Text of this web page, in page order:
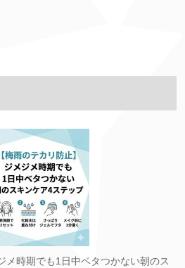
メ時期でも1日中ベタつかない朝のス